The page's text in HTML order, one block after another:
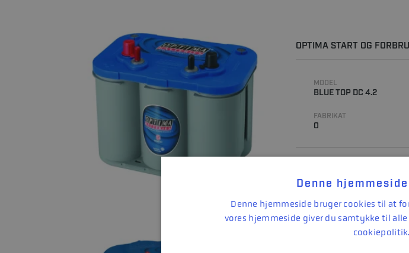
OPTIMA START OG
MODEL
BLUE TOP DC 4.2
FABRIKAT
0
OPTIMA START OG
Denne
Denne hjemmeside bruger cookies til at
vores hjemmeside giver du samtykke til
cookiepolitik.